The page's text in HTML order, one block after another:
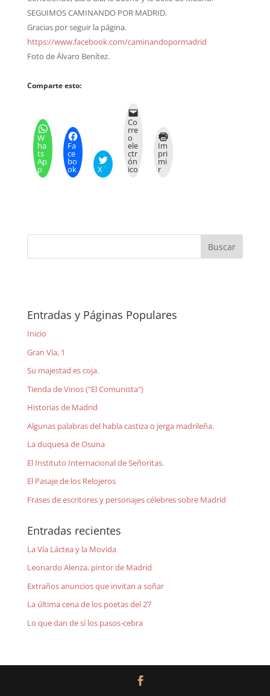
SEGUIMOS CAMINANDO POR MADRID.
Gracias por seguir la página.
https://www.facebook.com/caminandopormadrid
Foto de Álvaro Benítez.
Comparte esto:
W
ha
ts
Ap
p
Fa
ce
bo
ok X
Co
rre
o
ele
ctr
ón
ico
Im
pri
mi
r
Entradas y Páginas Populares
Inicio
Gran Vía, 1
Su majestad es coja.
Tienda de Vinos ("El Comunista")
Historias de Madrid
Algunas palabras del habla castiza o jerga madrileña.
La duquesa de Osuna
El Instituto Internacional de Señoritas.
El Pasaje de los Relojeros
Frases de escritores y personajes célebres sobre Madrid
Entradas recientes
La Vía Láctea y la Movida
Leonardo Alenza, pintor de Madrid
Extraños anuncios que invitan a soñar
La última cena de los poetas del 27
Lo que dan de sí los pasos-cebra